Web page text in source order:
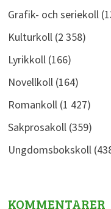
Grafik- och seriekoll
Kulturkoll(2 358)
Lyrikkoll(166)
Novellkoll(164)
Romankoll(1 427)
Sakprosakoll(359)
Ungdomsbokskoll
KOMMENTARER